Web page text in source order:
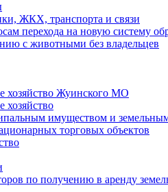
ЖКХ, транспорта и связи
перехода на новую систему
с животными без владельцев
хозяйство Жуинского МО
имуществом и
торговых объектов
по получению в аренду